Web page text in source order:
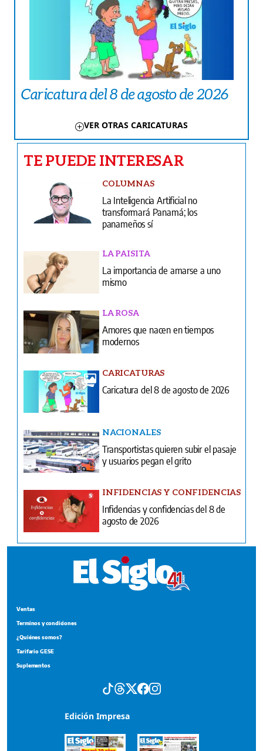
Caricatura del 8 de agosto de 2026
VER OTRAS CARICATURAS
TE PUEDE INTERESAR
COLUMNAS
La Inteligencia Artificial no
transformará Panamá; los
panameños sí
LA PAISITA
La importancia de amarse a uno
mismo
LA ROSA
Amores que nacen en tiempos
modernos
CARICATURAS
Caricatura del 8 de agosto de 2026
NACIONALES
Transportistas quieren subir el pasaje
y usuarios pegan el grito
INFIDENCIAS Y CONFIDENCIAS
Infidencias y confidencias del 8 de
agosto de 2026
Ventas
Terminos y condiciones
¿Quiénes somos?
Tarifario GESE
Suplementos
Edición Impresa